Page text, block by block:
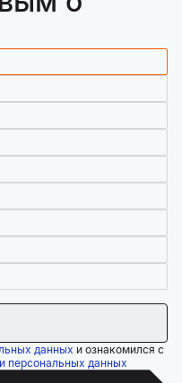
данных и ознакомился с
персональных данных